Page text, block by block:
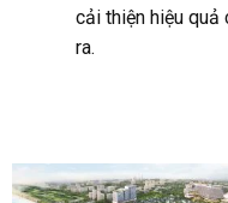
cải thiện hiệu
ra.